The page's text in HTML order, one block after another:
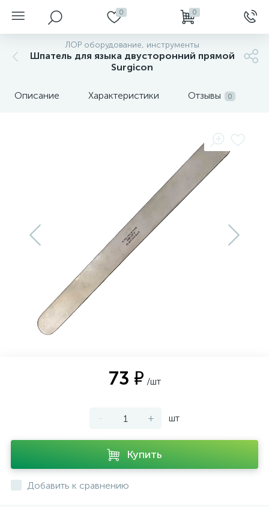
0 0
ЛОР оборудование, инструменты
Шпатель для языка двусторонний прямой
Surgicon
Описание Характеристики Отзывы 0
73 ₽ /шт
- + шт
Купить
Добавить к сравнению